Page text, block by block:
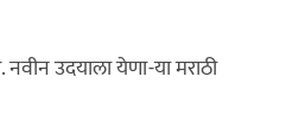
उदयाला येणा-या मराठी